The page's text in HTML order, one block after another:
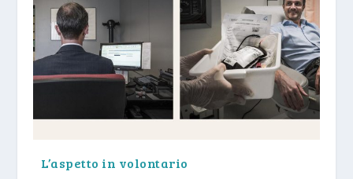
L’aspetto in volontario